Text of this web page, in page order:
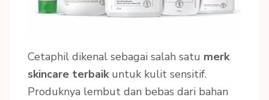
Cetaphil dikenal sebagai salah satu merk
skincare terbaikuntuk kulit sensitif.
Produknya lembut dan bebas dari bahan